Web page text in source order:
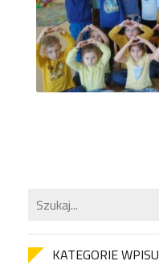
KATEGORIE WPISU